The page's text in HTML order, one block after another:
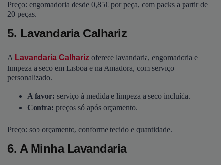
Preço: engomadoria desde 0,85€ por peça, com packs a partir de
20 peças.
5. Lavandaria Calhariz
A Lavandaria Calhariz oferece lavandaria, engomadoria e
limpeza a seco em Lisboa e na Amadora, com serviço
personalizado.
A favor: serviço à medida e limpeza a seco incluída.
Contra: preços só após orçamento.
Preço: sob orçamento, conforme tecido e quantidade.
6. A Minha Lavandaria